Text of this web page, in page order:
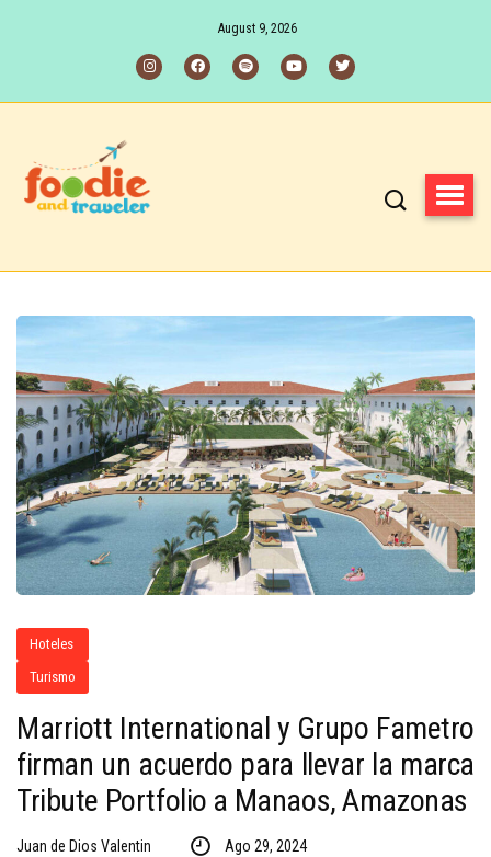
August 9, 2026
Hoteles
Turismo
Marriott International y Grupo Fametro
firman un acuerdo para llevar la marca
Tribute Portfolio a Manaos, Amazonas
Juan de Dios Valentin Ago 29, 2024